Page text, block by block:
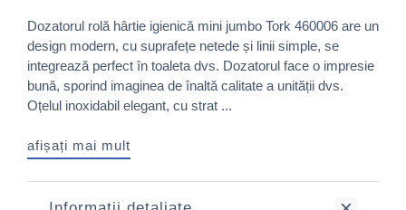
Dozatorul rolă hârtie igienică mini jumbo Tork 460006 are un
design modern, cu suprafețe netede și linii simple, se
integrează perfect în toaleta dvs. Dozatorul face o impresie
bună, sporind imaginea de înaltă calitate a unității dvs.
Oțelul inoxidabil elegant, cu strat ...
afișați mai mult